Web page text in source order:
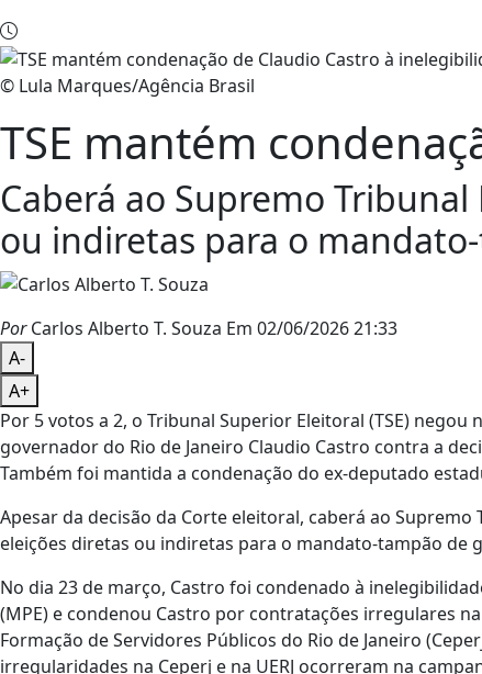
© Lula Marques/Agência Brasil
TSE mantém
Caberá ao Supremo
ou indiretas para o
PorCarlos Alberto T. Souza Em 02/06/2026 21:33
A-
A+
Por 5 votos a 2, o Tribunal Superior Eleitoral (TSE)
governador do Rio de Janeiro Claudio Castro contra a
Também foi mantida a condenação do ex-deputado
Apesar da decisão da Corte eleitoral, caberá ao Supremo
eleições diretas ou indiretas para o mandato-tampão de
No dia 23 de março, Castro foi condenado à
(MPE) e condenou Castro por contratações irregulares
Formação de Servidores Públicos do Rio de Janeiro
irregularidades na Ceperj e na UERJ ocorreram na